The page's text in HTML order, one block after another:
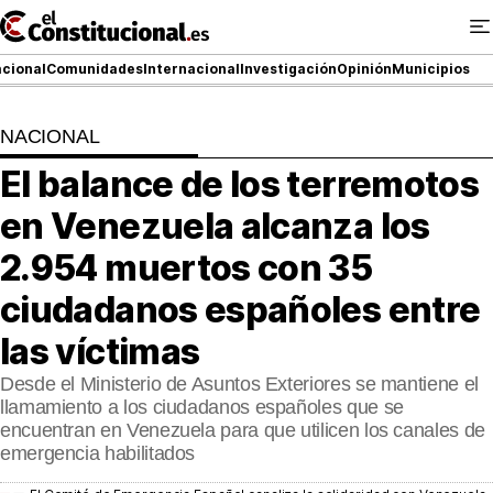
Ir
al
contenido
ComunidadesInternacionalInvestigaciónOpiniónMunicipios
NACIONAL
COMUNIDADES
ElConstitucional TV
MásQueTele
ElConstitucional +
MásQueEstilo
MásQuePartidos
NACIONAL
El balance de los terremotos
en Venezuela alcanza los
2.954 muertos con 35
ciudadanos españoles entre
las víctimas
Desde el Ministerio de Asuntos Exteriores se mantiene el
llamamiento a los ciudadanos españoles que se
encuentran en Venezuela para que utilicen los canales de
emergencia habilitados